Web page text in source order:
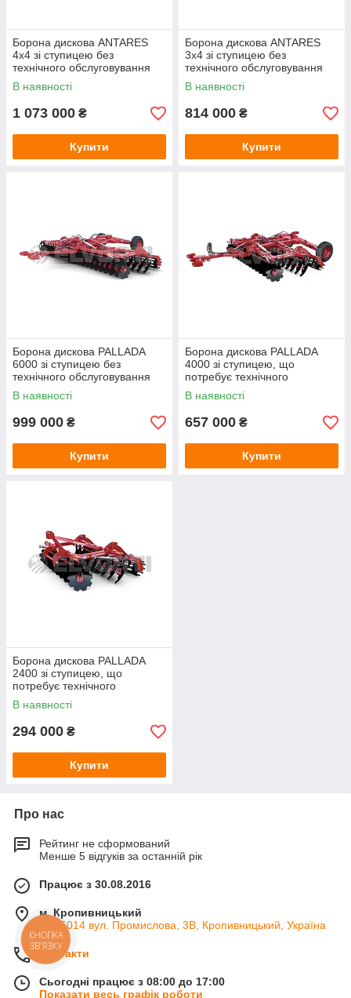
Борона дискова ANTARES
4x4 зі ступицею без
технічного обслуговування
В наявності
1 073 000 ₴
Купити
Борона дискова ANTARES
3x4 зі ступицею без
технічного обслуговування
В наявності
814 000 ₴
Купити
Борона дискова PALLADA
6000 зі ступицею без
технічного обслуговування
В наявності
999 000 ₴
Купити
Борона дискова PALLADA
4000 зі ступицею, що
потребує технічного
обслуговування
В наявності
657 000 ₴
Купити
Борона дискова PALLADA
2400 зі ступицею, що
потребує технічного
обслуговування
В наявності
294 000 ₴
Купити
Про нас
Рейтинг не сформований
Менше 5 відгуків за останній рік
Працює з 30.08.2016
м. Кропивницький
ін. 25014 вул. Промислова, 3В, Кропивницький, Україна
Контакти
Сьогодні працює з 08:00 до 17:00
Показати весь графік роботи
КНОПКА
ЗВ'ЯЗКУ